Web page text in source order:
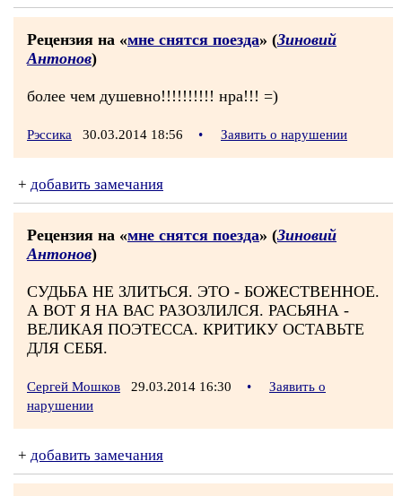
Рецензия на «мне снятся поезда» (Зиновий
Антонов)
более чем душевно!!!!!!!!!! нра!!! =)
Рэссика 30.03.2014 18:56 • Заявить о нарушении
+ добавить замечания
Рецензия на «мне снятся поезда» (Зиновий
Антонов)
СУДЬБА НЕ ЗЛИТЬСЯ. ЭТО - БОЖЕСТВЕННОЕ.
А ВОТ Я НА ВАС РАЗОЗЛИЛСЯ. РАСЬЯНА -
ВЕЛИКАЯ ПОЭТЕССА. КРИТИКУ ОСТАВЬТЕ
ДЛЯ СЕБЯ.
Сергей Мошков 29.03.2014 16:30 •
Заявить о
нарушении
+ добавить замечания